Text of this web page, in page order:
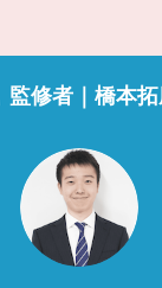
監修者｜橋本